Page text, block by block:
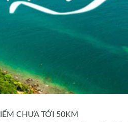
CHƯA TỚI 50KM